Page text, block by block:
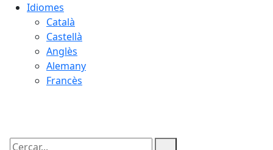
Idiomes
Català
Castellà
Anglès
Alemany
Francès